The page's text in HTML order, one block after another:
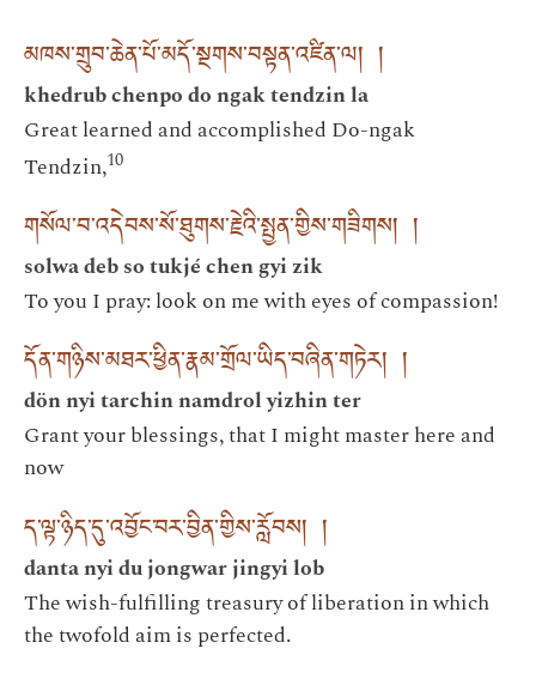
མཁས་གྲུབ་ཆེན་པོ་མདོ་སྔགས་བསྟན་འཛིན་ལ། །
khedrub chenpo do ngak tendzin la
Great learned and accomplished Do-ngak
Tendzin,10
གསོལ་བ་འདེབས་སོ་ཐུགས་རྗེའི་སྤྱན་གྱིས་གཟིགས། །
solwa deb so tukjé chen gyi zik
To you I pray: look on me with eyes of compassion!
དོན་གཉིས་མཐར་ཕྱིན་རྣམ་གྲོལ་ཡིད་བཞིན་གཏེར། །
dön nyi tarchin namdrol yizhin ter
Grant your blessings, that I might master here and
now
ད་ལྟ་ཉིད་དུ་འབྱོང་བར་བྱིན་གྱིས་རློབས། །
danta nyi du jongwar jingyi lob
The wish-fulfilling treasury of liberation in which
the twofold aim is perfected.